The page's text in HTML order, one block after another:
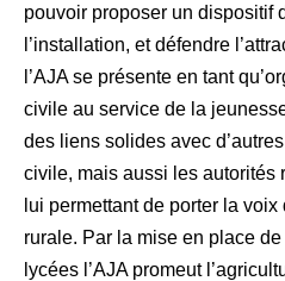
pouvoir proposer un dispositif
l’installation, et défendre
l’AJA se présente en tant
civile au service de la
des liens solides avec
civile, mais aussi les autorités
lui permettant de porter la
rurale. Par la mise en place
lycées l’AJA promeut